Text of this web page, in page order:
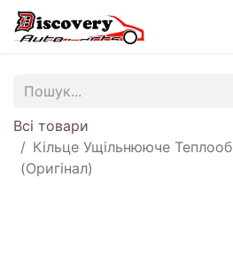
Всі товари
Кільце Ущільнююче
(Оригінал)